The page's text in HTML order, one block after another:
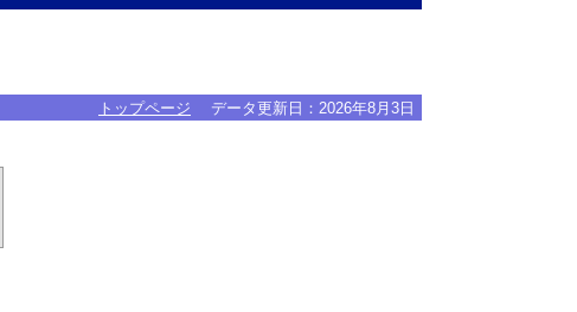
トップページ データ更新日： 2026年8月3日